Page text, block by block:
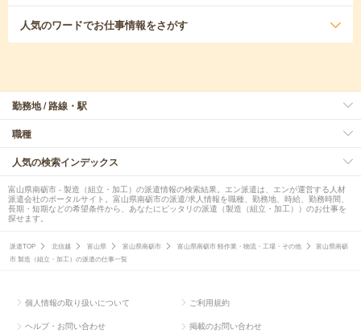
人気のワードでお仕事情報をさがす
勤務地 / 路線・駅
職種
人気の検索インデックス
富山県南砺市 - 製造（組立・加工）の派遣情報の検索結果。エン派遣は、エンが運営する人材
派遣会社のポータルサイト。富山県南砺市の派遣/求人情報を職種、勤務地、時給、勤務時間、
長期・短期などの希望条件から、あなたにピッタリの派遣（製造（組立・加工））のお仕事を
探せます。
派遣TOP 北信越 富山県 富山県南砺市 富山県南砺市 軽作業・物流・工場・その他
富山県南砺
市 製造（組立・加工）の派遣の仕事一覧
個人情報の取り扱いについて ご利用規約
ヘルプ・お問い合わせ 掲載のお問い合わせ